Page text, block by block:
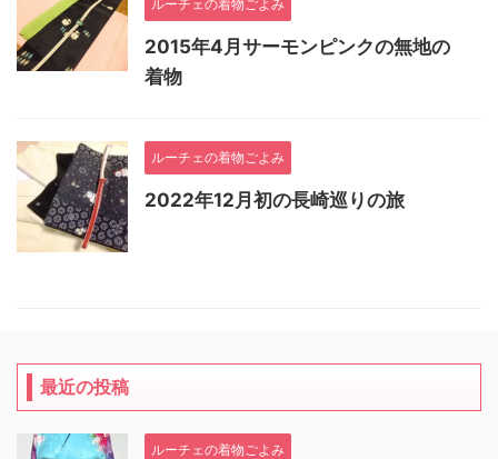
ルーチェの着物ごよみ
2015年4月サーモンピンクの無地の
着物
ルーチェの着物ごよみ
2022年12月初の長崎巡りの旅
最近の投稿
ルーチェの着物ごよみ